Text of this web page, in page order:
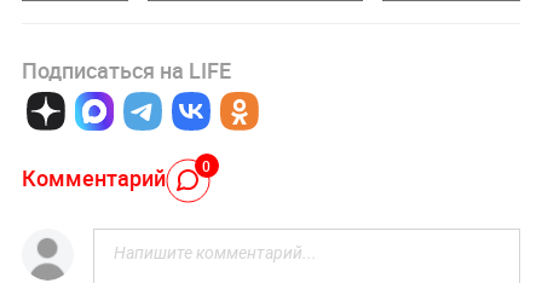
Подписаться на LIFE
Комментарий 0